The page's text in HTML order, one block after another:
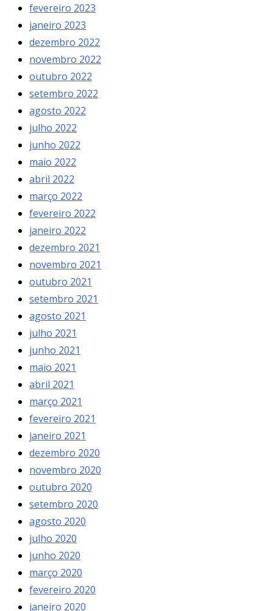
fevereiro 2023
janeiro 2023
dezembro 2022
novembro 2022
outubro 2022
setembro 2022
agosto 2022
julho 2022
junho 2022
maio 2022
abril 2022
março 2022
fevereiro 2022
janeiro 2022
dezembro 2021
novembro 2021
outubro 2021
setembro 2021
agosto 2021
julho 2021
junho 2021
maio 2021
abril 2021
março 2021
fevereiro 2021
janeiro 2021
dezembro 2020
novembro 2020
outubro 2020
setembro 2020
agosto 2020
julho 2020
junho 2020
março 2020
fevereiro 2020
janeiro 2020